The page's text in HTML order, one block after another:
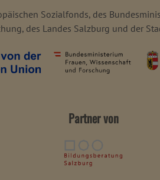
Sozialfonds, des
des Landes Salzburg und der
Partner von